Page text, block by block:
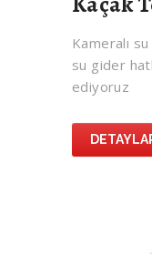
Kameralı
su gider
ediyoruz